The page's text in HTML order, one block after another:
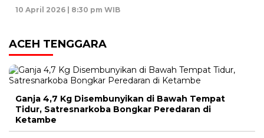
10 April 2026 | 8:30 pm WIB
ACEH TENGGARA
Ganja 4,7 Kg Disembunyikan di Bawah Tempat
Tidur, Satresnarkoba Bongkar Peredaran di
Ketambe